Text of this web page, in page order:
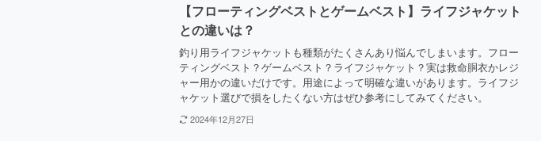
【フローティングベストとゲームベスト】ライフジャケット
との違いは？
釣り用ライフジャケットも種類がたくさんあり悩んでしまいます。フロー
ティングベスト？ゲームベスト？ライフジャケット？実は救命胴衣かレジ
ャー用かの違いだけです。用途によって明確な違いがあります。ライフジ
ャケット選びで損をしたくない方はぜひ参考にしてみてください。
2024年12月27日